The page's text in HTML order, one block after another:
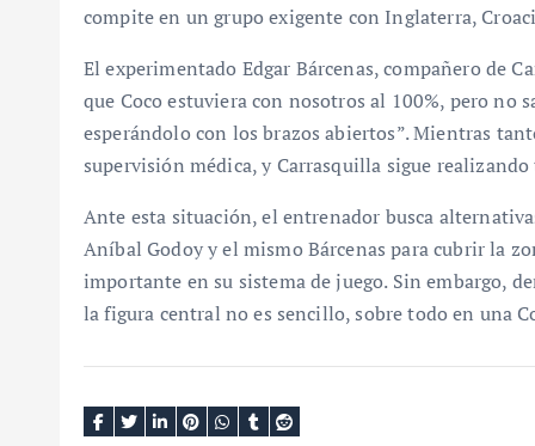
compite en un grupo exigente con Inglaterra,
El experimentado Edgar Bárcenas, compañero de
que Coco estuviera con nosotros al 100%, pero no
esperándolo con los brazos abiertos”. Mientras
supervisión médica, y Carrasquilla sigue
Ante esta situación, el entrenador busca
Aníbal Godoy y el mismo Bárcenas para cubrir la
importante en su sistema de juego. Sin embargo,
la figura central no es sencillo, sobre todo en una